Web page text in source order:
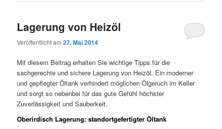
Lagerung von Heizöl
Veröffentlicht am27. Mai 2014
Mit diesem Beitrag erhalten Sie wichtige Tipps für die
sachgerechte und sichere Lagerung von Heizöl. Ein moderner
und gepflegter Öltank verhindert möglichen Ölgeruch im Keller
und sorgt so nebenbei für das gute Gefühl höchster
Zuverlässigkeit und Sauberkeit.
Oberirdisch Lagerung: standortgefertigter Öltank